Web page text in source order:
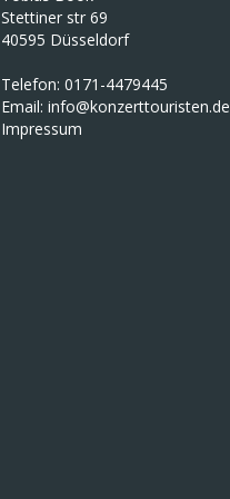
Stettiner str 69
40595 Düsseldorf
Telefon: 0171-4479445
Email:info@konzerttouristen.de
Impressum